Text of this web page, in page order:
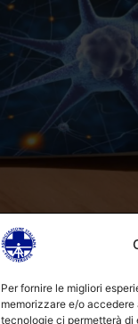
Per fornire le migliori
memorizzare e/o
tecnologie ci permetterà di